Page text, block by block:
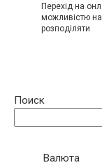
Перехід на
можливістю
розподіляти
Поиск
Валюта